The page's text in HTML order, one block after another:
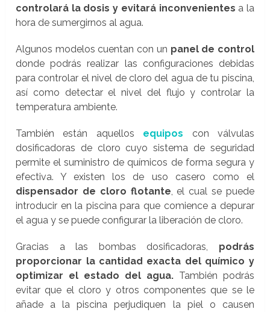
controlará la dosis y evitará inconvenientes a la
hora de sumergirnos al agua.
Algunos modelos cuentan con un panel de control
donde podrás realizar las configuraciones debidas
para controlar el nivel de cloro del agua de tu piscina,
así como detectar el nivel del flujo y controlar la
temperatura ambiente.
También están aquellos equipos con válvulas
dosificadoras de cloro cuyo sistema de seguridad
permite el suministro de químicos de forma segura y
efectiva. Y existen los de uso casero como el
dispensador de cloro flotante, el cual se puede
introducir en la piscina para que comience a depurar
el agua y se puede configurar la liberación de cloro.
Gracias a las bombas dosificadoras, podrás
proporcionar la cantidad exacta del químico y
optimizar el estado del agua.También podrás
evitar que el cloro y otros componentes que se le
añade a la piscina perjudiquen la piel o causen